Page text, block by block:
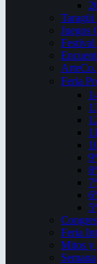
Juegos
Festival
Feria
Feria
Mitos y